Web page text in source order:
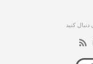
کنید